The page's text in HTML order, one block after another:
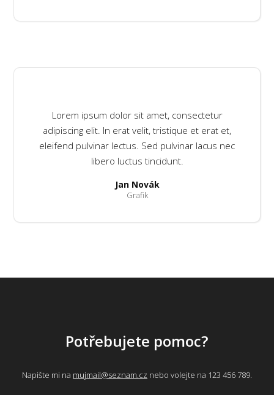
Lorem ipsum dolor sit amet, consectetur
adipiscing elit. In erat velit, tristique et erat et,
eleifend pulvinar lectus. Sed pulvinar lacus nec
libero luctus tincidunt.
Jan Novák
Grafik
Potřebujete pomoc?
Napište mi na mujmail@seznam.cz nebo volejte na 123 456 789.